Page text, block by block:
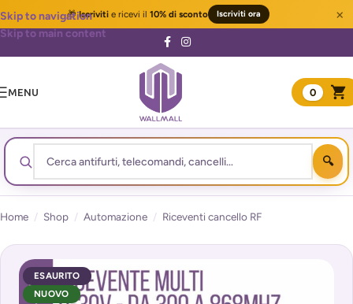
🎁Iscrivitie ricevi il 10% di sconto Iscriviti ora ×
Skip to navigation
Skip to main content
MENU 0
Home / Shop / Automazione / Riceventi cancello RF
ESAURITO
NUOVO